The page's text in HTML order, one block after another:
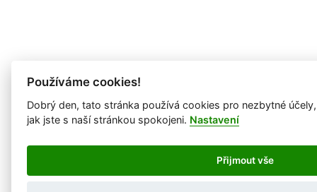
Používáme cookies!
Dobrý den, tato stránka používá cookies pro nezbytné
jak jste s naší stránkou spokojeni. Nastavení
Přijmout vše